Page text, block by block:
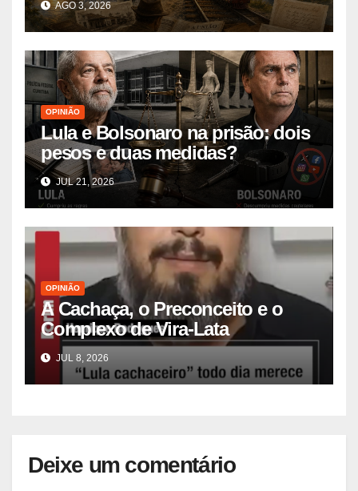
AGO 3, 2026
OPINIÃO
Lula e Bolsonaro na prisão: dois
pesos e duas medidas?
JUL 21, 2026
OPINIÃO
A Cachaça, o Preconceito e o
Complexo de Vira-Lata
JUL 8, 2026
Deixe um comentário